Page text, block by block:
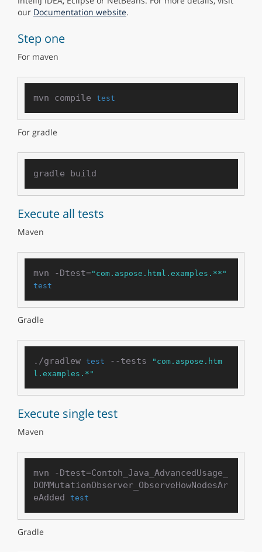
our Documentation website.
Step one
For maven
mvn compile test
For gradle
Execute all tests
Maven
mvn -Dtest="com.aspose.html.examples.**"
test
Gradle
./gradlew test --tests
"com.aspose.htm
l.examples.*"
Execute single test
Maven
mvn -Dtest=Contoh_Java_AdvancedUsage_
DOMMutationObserver_ObserveHowNodesAr
eAdded
test
Gradle